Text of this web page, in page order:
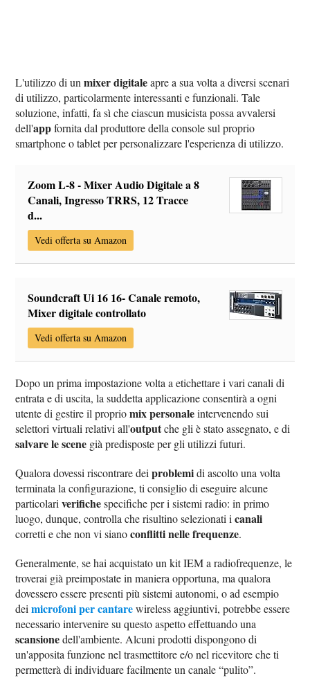
L'utilizzo di unmixer digitaleapre a sua volta a diversi scenari
di utilizzo, particolarmente interessanti e funzionali. Tale
soluzione, infatti, fa sì che ciascun musicista possa avvalersi
dell'appfornita dal produttore della console sul proprio
smartphone o tablet per personalizzare l'esperienza di utilizzo.
Zoom L-8 - Mixer Audio Digitale a 8
Canali, Ingresso TRRS, 12 Tracce
d...
Vedi offerta su Amazon
Soundcraft Ui 16 16- Canale remoto,
Mixer digitale controllato
Vedi offerta su Amazon
Dopo un prima impostazione volta a etichettare i vari canali di
entrata e di uscita, la suddetta applicazione consentirà a ogni
utente di gestire il propriomix personaleintervenendo sui
selettori virtuali relativi all'outputche gli è stato assegnato, e di
salvare le scene già predisposte per gli utilizzi futuri.
Qualora dovessi riscontrare deiproblemidi ascolto una volta
terminata la configurazione, ti consiglio di eseguire alcune
particolariverifichespecifiche per i sistemi radio: in primo
luogo, dunque, controlla che risultino selezionati icanali
corretti e che non vi sianoconflitti nelle frequenze.
Generalmente, se hai acquistato un kit IEM a radiofrequenze, le
troverai già preimpostate in maniera opportuna, ma qualora
dovessero essere presenti più sistemi autonomi, o ad esempio
deimicrofoni per cantarewireless aggiuntivi, potrebbe essere
necessario intervenire su questo aspetto effettuando una
scansionedell'ambiente. Alcuni prodotti dispongono di
un'apposita funzione nel trasmettitore e/o nel ricevitore che ti
permetterà di individuare facilmente un canale “pulito”.